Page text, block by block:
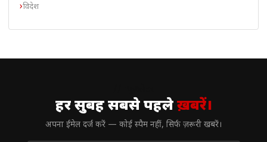
विदेश
हर सुबह सबसे पहलेख़बरें।
अपना ईमेल दर्ज करें — कोई स्पैम नहीं, सिर्फ ज़रूरी खबरें।